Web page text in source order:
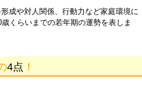
成や対人関係、行動力など家庭環境に
くらいまでの若年期の運勢を表しま
4点 ！